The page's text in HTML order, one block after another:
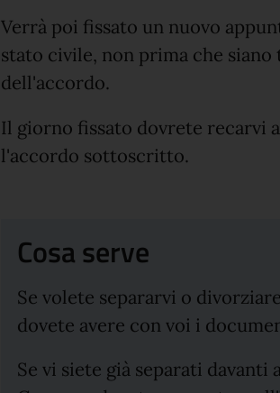
Verrà poi fissato un nuovo
stato civile, non prima che
dell'accordo.
Il giorno fissato dovrete recarvi
l'accordo sottoscritto.
Cosa serve
Se volete separarvi o
dovete avere con voi i
Se vi siete già separati